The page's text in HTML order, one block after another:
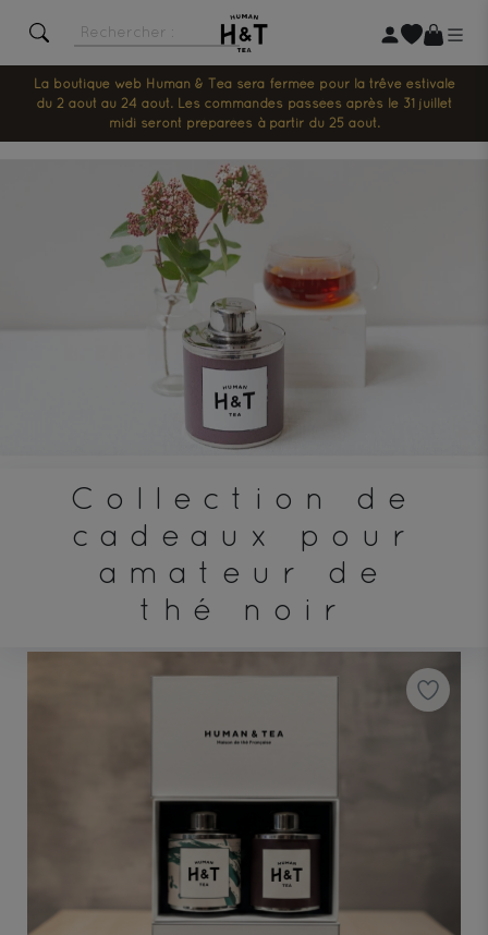
La boutique web Human & Tea sera fermée pour la trêve estivale
du 2 août au 24 août. Les commandes passées après le 31 juillet
midi seront préparées à partir du 25 août.
Collection de
cadeaux pour
amateur de
thé noir